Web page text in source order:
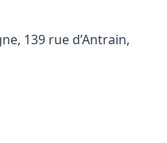
139 rue d’Antrain,